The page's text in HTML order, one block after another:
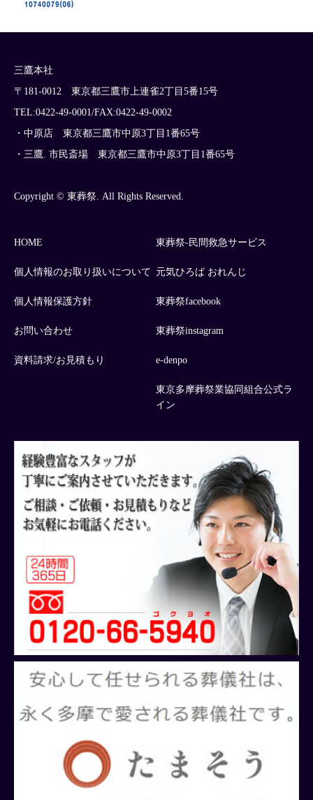
三鷹本社
〒181-0012 東京都三鷹市上連雀2丁目5番15号
TEL:0422-49-0001/FAX:0422-49-0002
・中原店 東京都三鷹市中原3丁目1番65号
・三鷹. 市民斎場 東京都三鷹市中原3丁目1番65号
Copyright © 東葬祭. All Rights Reserved.
HOME
個人情報のお取り扱いについて
個人情報保護方針
お問い合わせ
資料請求/お見積もり
東葬祭-民間救急サービス
元気ひろば おれんじ
東葬祭facebook
東葬祭instagram
e-denpo
東京多摩葬祭業協同組合公式ラ
イン